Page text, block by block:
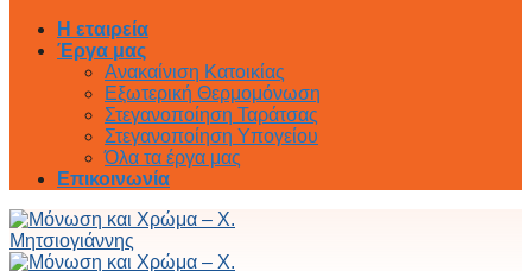
Η εταιρεία
Έργα μας
Ανακαίνιση Κατοικίας
Εξωτερική Θερμομόνωση
Στεγανοποίηση Ταράτσας
Στεγανοποίηση Υπογείου
Όλα τα έργα μας
Επικοινωνία